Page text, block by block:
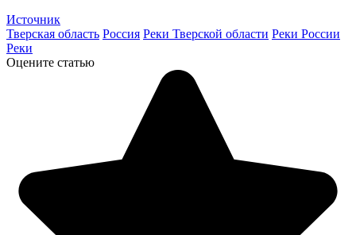
Источник
Тверская область Россия Реки Тверской области Реки России
Реки
Оцените статью